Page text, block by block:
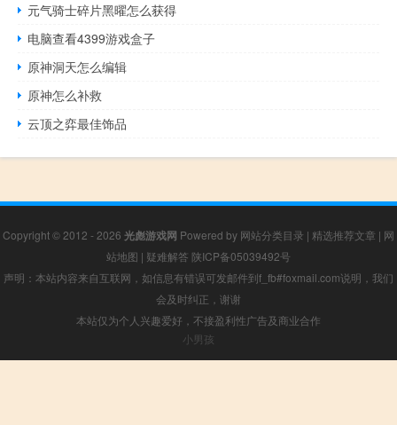
元气骑士碎片黑曜怎么获得
电脑查看4399游戏盒子
原神洞天怎么编辑
原神怎么补救
云顶之弈最佳饰品
Copyright © 2012 - 2026 光彪游戏网 Powered by 网站分类目录 | 精选推荐文章 | 网
站地图 | 疑难解答 陕ICP备05039492号
声明：本站内容来自互联网，如信息有错误可发邮件到f_fb#foxmail.com说明，我们
会及时纠正，谢谢
本站仅为个人兴趣爱好，不接盈利性广告及商业合作
小男孩